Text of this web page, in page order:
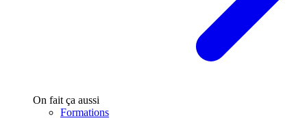
On fait ça aussi
Formations